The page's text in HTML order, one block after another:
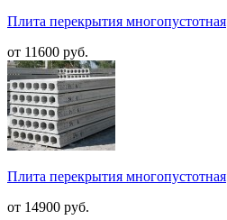
Плита перекрытия многопустотная
от 11600 руб.
Плита перекрытия многопустотная
от 14900 руб.